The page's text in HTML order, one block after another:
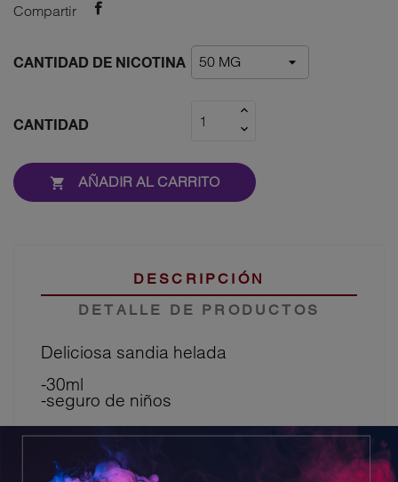
Compartir
CANTIDAD DE NICOTINA
CANTIDAD
 AÑADIR AL CARRITO
DESCRIPCIÓN
DETALLE DE PRODUCTOS
Deliciosa sandia helada
-30ml
-seguro de niños